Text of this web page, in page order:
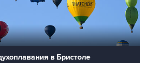
в Бристоле